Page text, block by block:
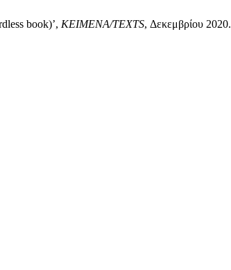
book)’, ΚΕΙΜΕΝΑ/TEXTS, Δεκεμβρίου 2020.